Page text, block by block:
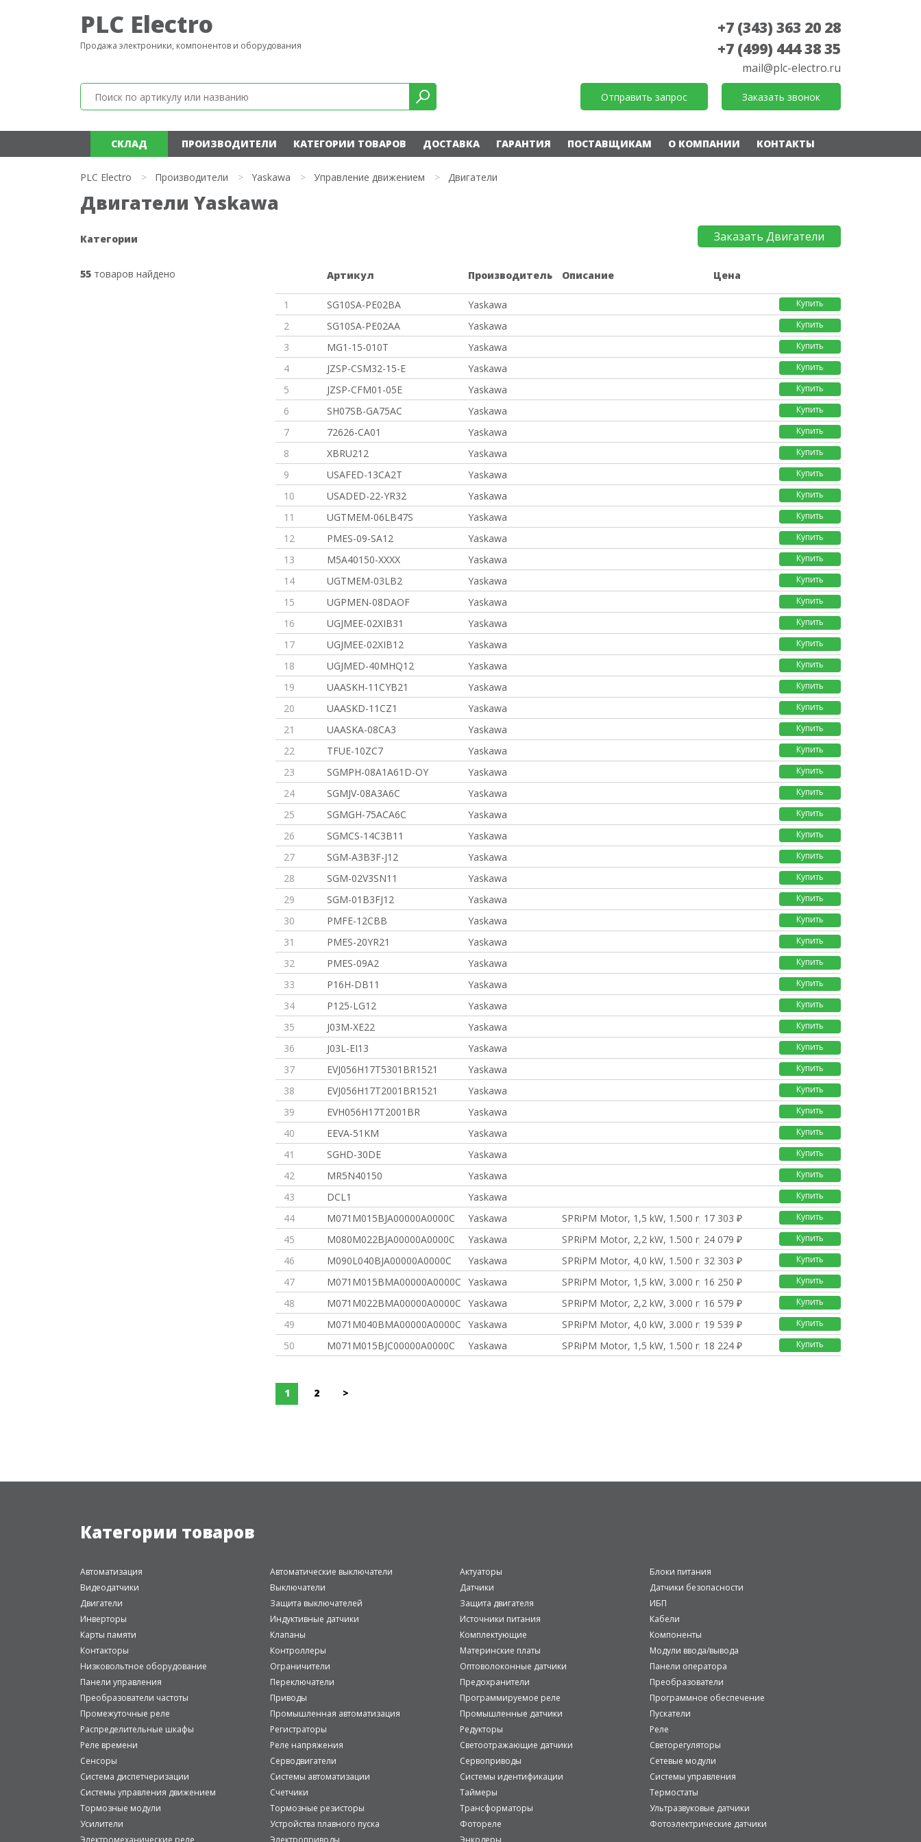
PLC Electro
Продажа электроники, компонентов и оборудования
+7 (343) 363 20 28
+7 (499) 444 38 35
mail@plc-electro.ru
Отправить запрос Заказать звонок
СКЛАД ПРОИЗВОДИТЕЛИ КАТЕГОРИИ ТОВАРОВ ДОСТАВКА ГАРАНТИЯ ПОСТАВЩИКАМ О КОМПАНИИ КОНТАКТЫ
PLC Electro > Производители > Yaskawa > Управление движением > Двигатели
Двигатели Yaskawa
Категории
55 товаров найдено
Заказать Двигатели
Артикул Производитель Описание Цена
1 SG10SA-PE02BA Yaskawa Купить
2 SG10SA-PE02AA Yaskawa Купить
3 MG1-15-010T Yaskawa Купить
4 JZSP-CSM32-15-E Yaskawa Купить
5 JZSP-CFM01-05E Yaskawa Купить
6 SH07SB-GA75AC Yaskawa Купить
7 72626-CA01 Yaskawa Купить
8 XBRU212 Yaskawa Купить
9 USAFED-13CA2T Yaskawa Купить
10 USADED-22-YR32 Yaskawa Купить
11 UGTMEM-06LB47S Yaskawa Купить
12 PMES-09-SA12 Yaskawa Купить
13 M5A40150-XXXX Yaskawa Купить
14 UGTMEM-03LB2 Yaskawa Купить
15 UGPMEN-08DAOF Yaskawa Купить
16 UGJMEE-02XIB31 Yaskawa Купить
17 UGJMEE-02XIB12 Yaskawa Купить
18 UGJMED-40MHQ12 Yaskawa Купить
19 UAASKH-11CYB21 Yaskawa Купить
20 UAASKD-11CZ1 Yaskawa Купить
21 UAASKA-08CA3 Yaskawa Купить
22 TFUE-10ZC7 Yaskawa Купить
23 SGMPH-08A1A61D-OY Yaskawa Купить
24 SGMJV-08A3A6C Yaskawa Купить
25 SGMGH-75ACA6C Yaskawa Купить
26 SGMCS-14C3B11 Yaskawa Купить
27 SGM-A3B3F-J12 Yaskawa Купить
28 SGM-02V3SN11 Yaskawa Купить
29 SGM-01B3FJ12 Yaskawa Купить
30 PMFE-12CBB Yaskawa Купить
31 PMES-20YR21 Yaskawa Купить
32 PMES-09A2 Yaskawa Купить
33 P16H-DB11 Yaskawa Купить
34 P125-LG12 Yaskawa Купить
35 J03M-XE22 Yaskawa Купить
36 J03L-EI13 Yaskawa Купить
37 EVJ056H17T5301BR1521 Yaskawa Купить
38 EVJ056H17T2001BR1521 Yaskawa Купить
39 EVH056H17T2001BR Yaskawa Купить
40 EEVA-51KM Yaskawa Купить
41 SGHD-30DE Yaskawa Купить
42 MR5N40150 Yaskawa Купить
43 DCL1 Yaskawa Купить
44 M071M015BJA00000A0000C Yaskawa SPRiPM Motor, 1,5 kW, 1.500 rp17 303 ₽ Купить
45 M080M022BJA00000A0000C Yaskawa SPRiPM Motor, 2,2 kW, 1.500 rp24 079 ₽ Купить
46 M090L040BJA00000A0000C Yaskawa SPRiPM Motor, 4,0 kW, 1.500 rp32 303 ₽ Купить
47 M071M015BMA00000A0000C Yaskawa SPRiPM Motor, 1,5 kW, 3.000 rp16 250 ₽ Купить
48 M071M022BMA00000A0000C Yaskawa SPRiPM Motor, 2,2 kW, 3.000 rp16 579 ₽ Купить
49 M071M040BMA00000A0000C Yaskawa SPRiPM Motor, 4,0 kW, 3.000 rp19 539 ₽ Купить
50 M071M015BJC00000A0000C Yaskawa SPRiPM Motor, 1,5 kW, 1.500 rp18 224 ₽ Купить
1 2 >
Категории товаров
Автоматизация Автоматические выключатели Актуаторы
Блоки питания
Видеодатчики
Выключатели Датчики
Датчики безопасности
Двигатели
Защита выключателей Защита двигателя
ИБП
Инверторы
Индуктивные датчики Источники питания
Кабели
Карты памяти
Клапаны Комплектующие
Компоненты
Контакторы
Контроллеры Материнские платы
Модули ввода/вывода
Низковольтное оборудование
Ограничители Оптоволоконные датчики
Панели оператора
Панели управления
Переключатели Предохранители
Преобразователи
Преобразователи частоты
Приводы Программируемое реле
Программное обеспечение
Промежуточные реле
Промышленная автоматизация Промышленные датчики
Пускатели
Распределительные шкафы
Регистраторы Редукторы
Реле
Реле времени
Реле напряжения Светоотражающие датчики
Светорегуляторы
Сенсоры
Серводвигатели Сервоприводы
Сетевые модули
Система диспетчеризации
Системы автоматизации Системы идентификации
Системы управления
Системы управления движением
Счетчики Таймеры
Термостаты
Тормозные модули
Тормозные резисторы Трансформаторы
Ультразвуковые датчики
Усилители
Устройства плавного пуска Фотореле
Фотоэлектрические датчики
Электромеханические реле
Электроприводы Энкодеры